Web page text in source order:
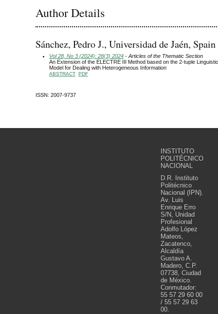
Author Details
Sánchez, Pedro J., Universidad de Jaén, Spain
Vol 28, No 3 (2024): 28(3) 2024 - Articles of the Thematic Section
An Extension of the ELECTRE III Method based on the 2-tuple
Model for Dealing with Heterogeneous Information
ABSTRACT PDF
ISSN: 2007-9737
INSTITUTO
POLITÉCNICO
NACIONAL
D.R. Instituto
Politécnico
Nacional (IPN).
Av. Luis
Enrique Erro
S/N, Unidad
Profesional
Adolfo López
Mateos,
Zacatenco,
Alcaldía
Gustavo A.
Madero, C.P.
07738, Ciudad
de México.
Conmutador:
55 57 29 60 00
/ 55 57 29 63
00.